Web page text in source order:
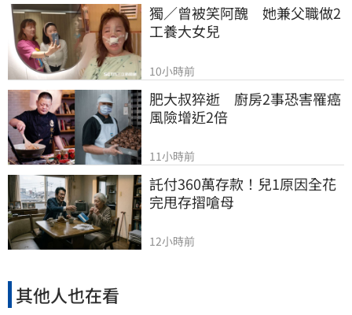
獨／曾被笑阿醜　她兼父職做2
工養大女兒
10小時前
肥大叔猝逝　廚房2事恐害罹癌
風險增近2倍
11小時前
託付360萬存款！兒1原因全花
完甩存摺嗆母
12小時前
其他人也在看